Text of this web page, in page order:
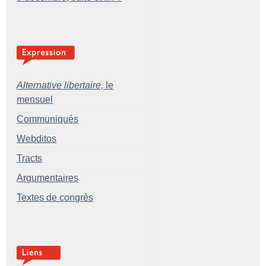
Alternative libertaire, le
mensuel
Communiqués
Webditos
Tracts
Argumentaires
Textes de congrès